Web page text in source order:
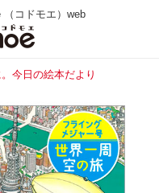
コドモエ）web
今日の絵本だより